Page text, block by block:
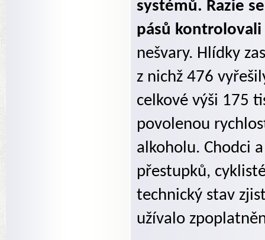
systémů. Razie
pásů
nešvary. Hlídky
z nichž 476
celkové výši 175
povolenou
alkoholu. Chodci
přestupků,
technický stav
užívalo